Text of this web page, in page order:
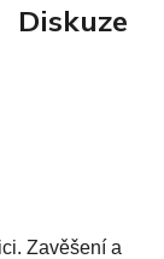
Diskuze
Zavěšení a